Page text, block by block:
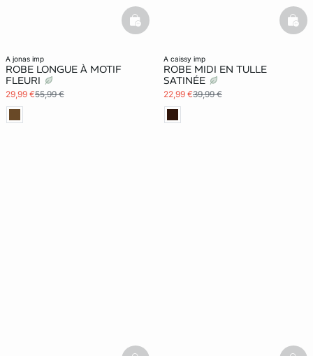
a jonas imp
ROBE LONGUE À MOTIF
FLEURI
29,99 €55,99 €
basketfull
a caissy imp
ROBE MIDI EN TULLE
SATINÉE
22,99 €39,99 €